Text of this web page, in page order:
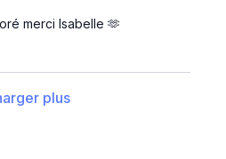
merci Isabelle 🫶
plus